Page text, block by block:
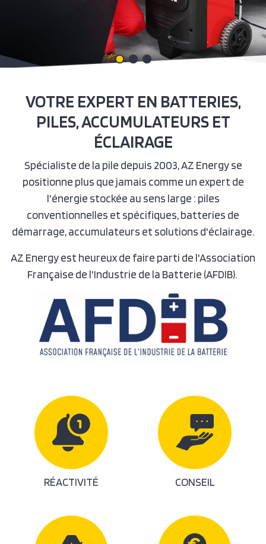
VOTRE EXPERT EN BATTERIES,
PILES, ACCUMULATEURS ET
ÉCLAIRAGE
Spécialiste de la pile depuis 2003, AZ Energy se
positionne plus que jamais comme un expert de
l'énergie stockée au sens large : piles
conventionnelles et spécifiques, batteries de
démarrage, accumulateurs et solutions d'éclairage.
AZ Energy est heureux de faire parti de l'Association
Française de l'Industrie de la Batterie (AFDIB).
RÉACTIVITÉ CONSEIL